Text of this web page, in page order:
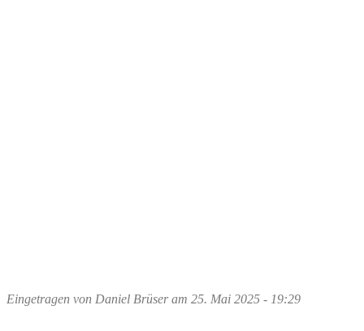
Eingetragen von Daniel Brüseram 25. Mai 2025 - 19:29